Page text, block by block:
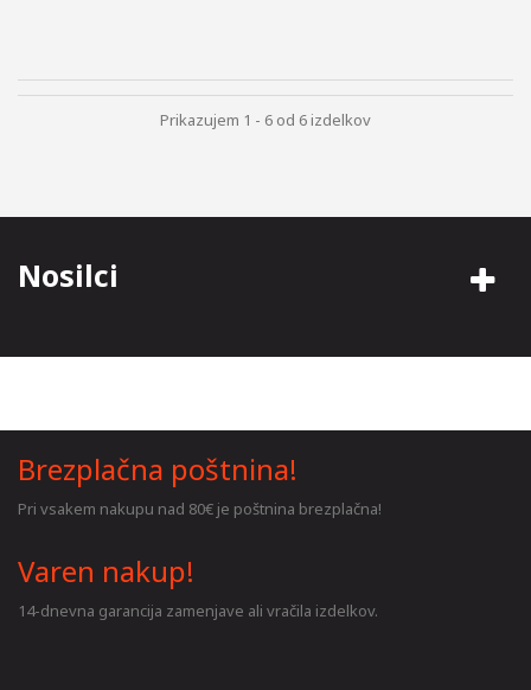
Prikazujem 1 - 6 od 6 izdelkov
Nosilci
Brezplačna poštnina!
Pri vsakem nakupu nad 80€ je poštnina brezplačna!
Varen nakup!
14-dnevna garancija zamenjave ali vračila izdelkov.